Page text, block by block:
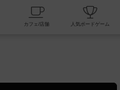
掲示板一覧 カフェ/店舗